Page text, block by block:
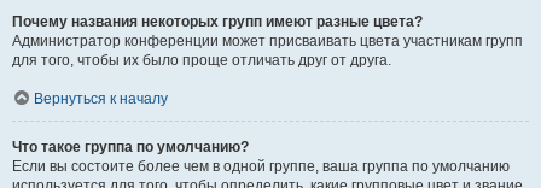
Почему названия некоторых групп имеют разные цвета?
Администратор конференции может присваивать цвета участникам групп
для того, чтобы их было проще отличать друг от друга.
Вернуться к началу
Что такое группа по умолчанию?
Если вы состоите более чем в одной группе, ваша группа по умолчанию